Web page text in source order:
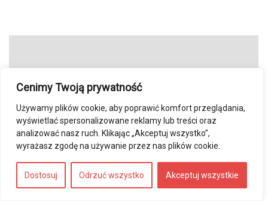
Cenimy Twoją prywatność
Używamy plików cookie, aby poprawić komfort przeglądania,
wyświetlać spersonalizowane reklamy lub treści oraz
analizować nasz ruch. Klikając „Akceptuj wszystko”,
wyrażasz zgodę na używanie przez nas plików cookie.
Dostosuj Odrzuć wszystko Akceptuj wszystkie
Jeśli chcesz nas wspomóc jakąś kwota możesz to
zrobić przez poniższy banner: